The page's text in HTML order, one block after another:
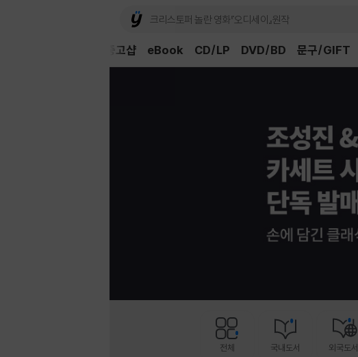
중고샵 eBook CD/LP DVD/BD 문구/GIFT
전체 국내도서 외국도서